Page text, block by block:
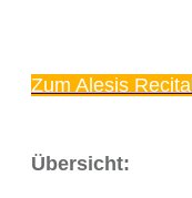
Zum Alesis Recital
Übersicht: